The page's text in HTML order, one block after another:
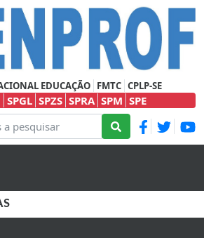
EDUCAÇÃO FMTC CPLP-SE
SPGL SPZS SPRA SPM SPE